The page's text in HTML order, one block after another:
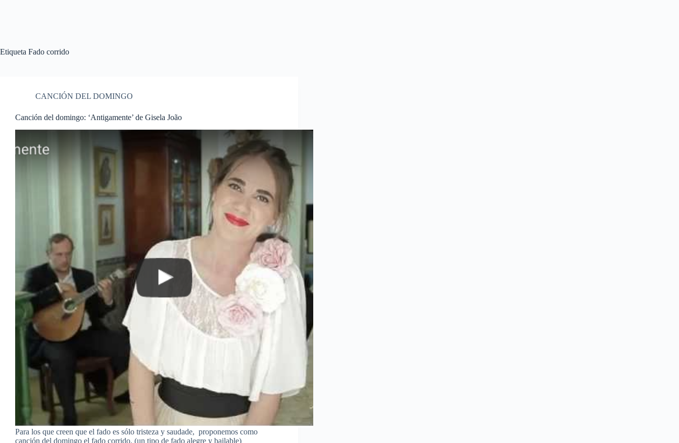
Etiqueta Fado corrido
CANCIÓN DEL DOMINGO
Canción del domingo: ‘Antigamente’ de Gisela João
Para los que creen que el fado es sólo tristeza y saudade, proponemos como
canción del domingo el fado corrido, (un tipo de fado alegre y bailable)